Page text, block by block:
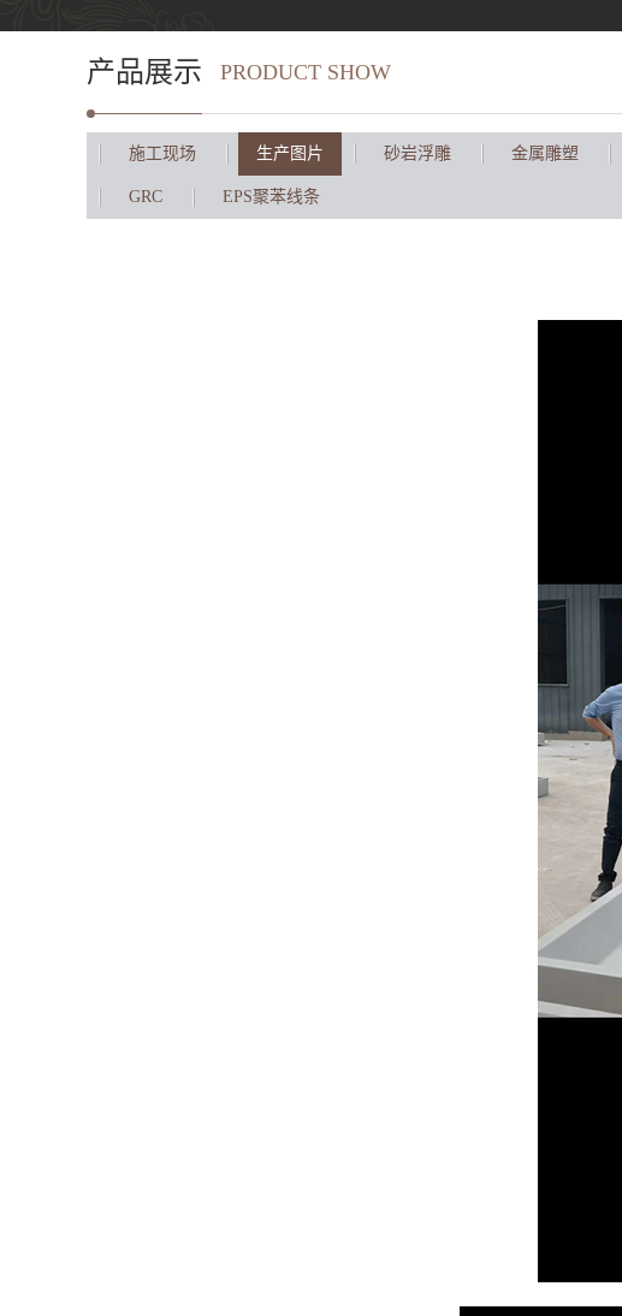
产品展示 PRODUCT SHOW
施工现场 生产图片 砂岩浮雕 金属雕塑
GRC EPS聚苯线条